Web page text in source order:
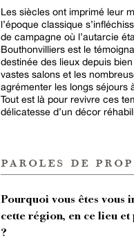
Les siècles ont imprimé leur
l’époque classique
de campagne où l’autarcie
Bouthonvilliers est le
destinée des lieux depuis
vastes salons et les
agrémenter les longs séjours
Tout est là pour revivre ces
délicatesse d’un décor
paroles de
Pourquoi vous êtes vous
cette région, en ce lieu et
?